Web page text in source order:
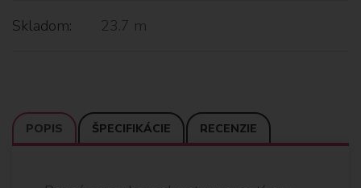
Skladom: 23.7 m
POPIS ŠPECIFIKÁCIE RECENZIE